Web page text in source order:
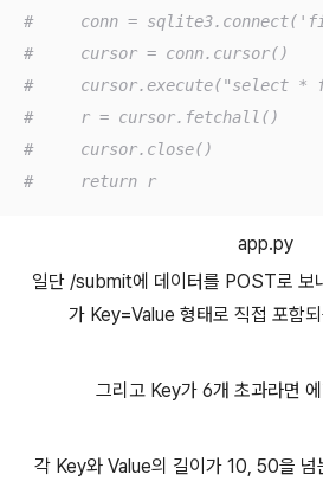
#     conn =
#     cursor = conn.cursor()
#     cursor.execute("select *
#     r = cursor.fetchall()
#     cursor.close()
#     return r
app.py
일단 /submit에 데이터를 POST로 보
가 Key=Value 형태로 직접 포함
그리고 Key가 6개 초과라면
각 Key와 Value의 길이가 10, 50을 넘